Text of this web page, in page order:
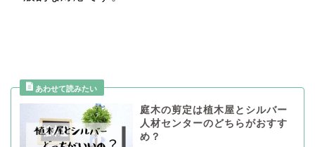
庭木の剪定は植木屋とシルバー
人材センターのどちらがおすす
め？